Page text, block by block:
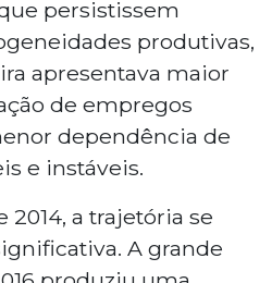
persistissem
produtivas,
apresentava maior
de empregos
dependência de
e instáveis.
2014, a trajetória se
A grande